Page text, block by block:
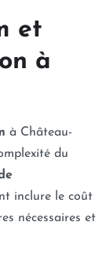
et
à
à Château-
du
inclure le coût
nécessaires et